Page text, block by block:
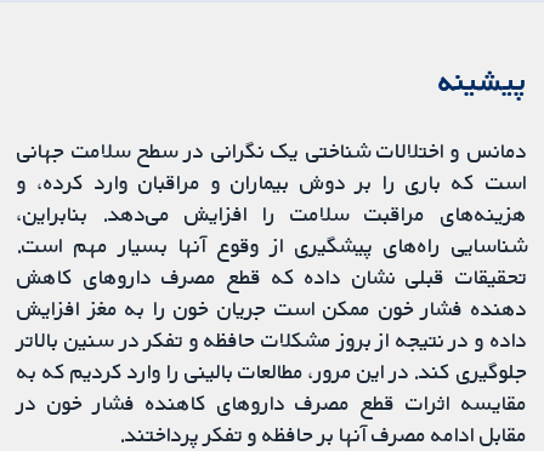
پیشینه
دمانس و اختلالات شناختی یک نگرانی در سطح سلامت جهانی
است که باری را بر دوش بیماران و مراقبان وارد کرده، و
هزینه‌های مراقبت سلامت را افزایش می‌دهد. بنابراین،
شناسایی راه‌های پیشگیری از وقوع آنها بسیار مهم است.
تحقیقات قبلی نشان داده که قطع مصرف داروهای کاهش
دهنده فشار خون ممکن است جریان خون را به مغز افزایش
داده و در نتیجه از بروز مشکلات حافظه و تفکر در سنین بالاتر
جلوگیری کند. در این مرور، مطالعات بالینی را وارد کردیم که به
مقایسه اثرات قطع مصرف داروهای کاهنده فشار خون در
مقابل ادامه مصرف آنها بر حافظه و تفکر پرداختند.